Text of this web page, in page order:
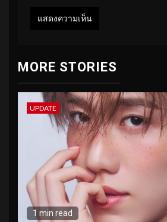
MORE STORIES
UPDATE
1 min read